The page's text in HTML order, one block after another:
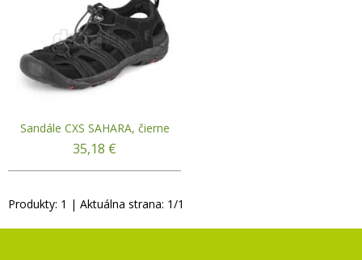
Sandále CXS SAHARA, čierne
35,18 €
Produkty: 1 | Aktuálna strana: 1/1